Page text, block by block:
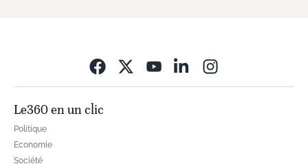
Le360 en un clic
Politique
Economie
Société